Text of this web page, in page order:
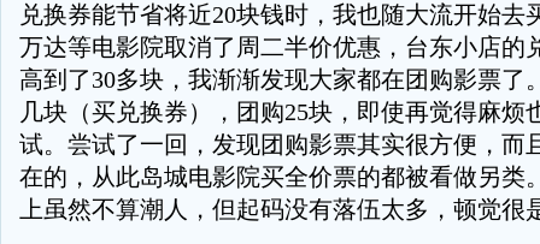
兑换券能节省将近20块钱时，我也随大流开始去
万达等电影院取消了周二半价优惠，台东小店的
高到了30多块，我渐渐发现大家都在团购影票了
几块（买兑换券），团购25块，即使再觉得麻烦
试。尝试了一回，发现团购影票其实很方便，而
在的，从此岛城电影院买全价票的都被看做另类
上虽然不算潮人，但起码没有落伍太多，顿觉很